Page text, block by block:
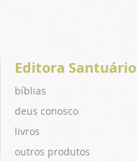
Editora Santuário
bíblias
deus conosco
livros
outros produtos